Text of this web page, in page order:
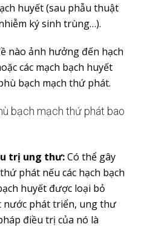
huyết (sau phẫu thuật
ký sinh trùng…).
nào ảnh hưởng đến hạch
các mạch bạch huyết
bạch mạch thứ phát.
bạch mạch thứ phát bao
trị ung thư:Có thể gây
phát nếu các hạch bạch
huyết được loại bỏ
nước phát triển, ung thư
điều trị của nó là